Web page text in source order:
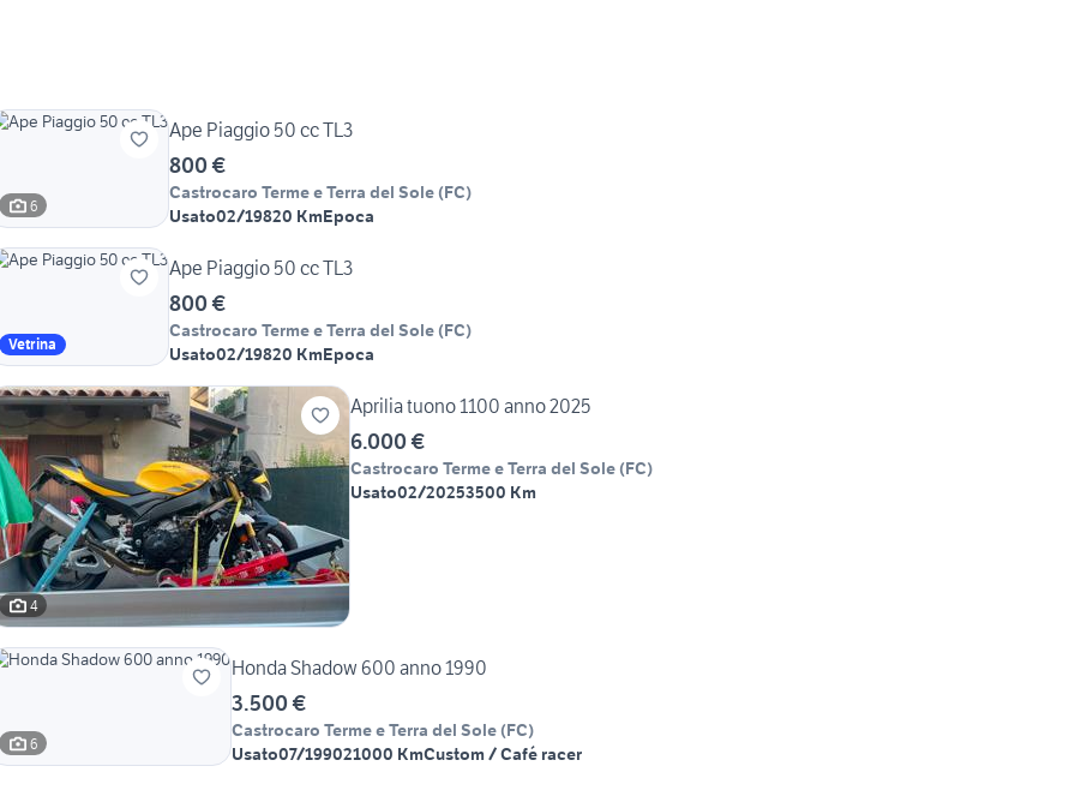
6
Ape Piaggio 50 cc TL3
800 €
Castrocaro Terme e Terra del Sole (FC)
Usato02/19820 KmEpoca
Vetrina
Ape Piaggio 50 cc TL3
800 €
Castrocaro Terme e Terra del Sole (FC)
Usato02/19820 KmEpoca
4
Aprilia tuono 1100 anno 2025
6.000 €
Castrocaro Terme e Terra del Sole (FC)
Usato02/20253500 Km
6
Honda Shadow 600 anno 1990
3.500 €
Castrocaro Terme e Terra del Sole (FC)
Usato07/199021000 KmCustom / Café racer